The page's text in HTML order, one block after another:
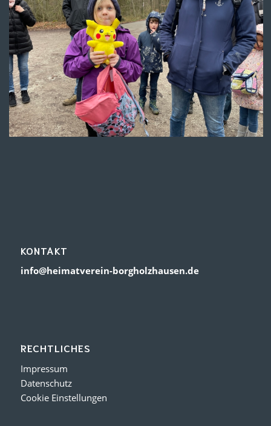
KONTAKT
info@heimatverein-borgholzhausen.de
RECHTLICHES
Impressum
Datenschutz
Cookie Einstellungen